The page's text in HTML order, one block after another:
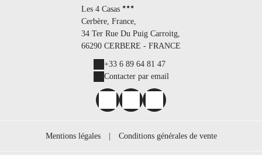
Les 4 Casas
Cerbère, France,
34 Ter Rue Du Puig Carroitg,
66290 CERBERE - FRANCE
+33 6 89 64 81 47
Contacter par email
Mentions légales Conditions générales de vente